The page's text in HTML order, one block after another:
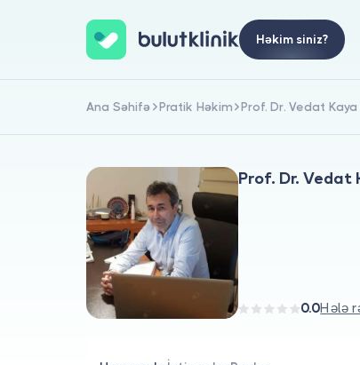
Həkim siniz?
Ana Səhifə Pratik Həkim Prof. Dr. Vedat Kaya
Prof. Dr. Vedat
0.0Hələ